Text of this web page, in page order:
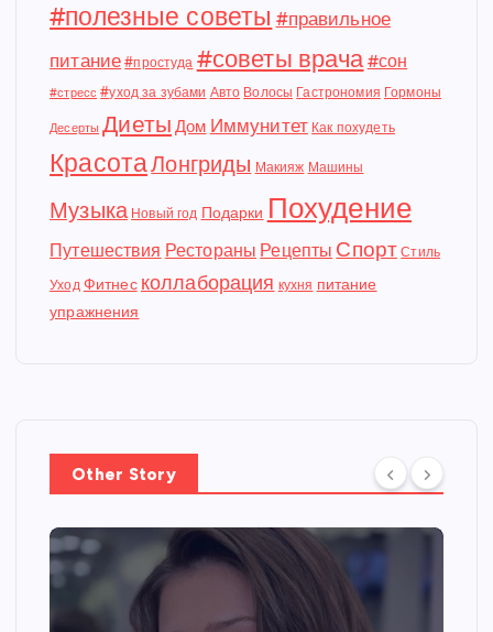
#полезные советы #правильное
питание #простуда #советы врача#сон
#стресс #уход за зубами Авто Волосы Гастрономия Гормоны
Десерты Диеты Дом Иммунитет Как похудеть
КрасотаЛонгриды Макияж Машины
Музыка Новый год Подарки Похудение
Путешествия Рестораны Рецепты Спорт Стиль
Уход Фитнес коллаборация кухня питание
упражнения
Other Story